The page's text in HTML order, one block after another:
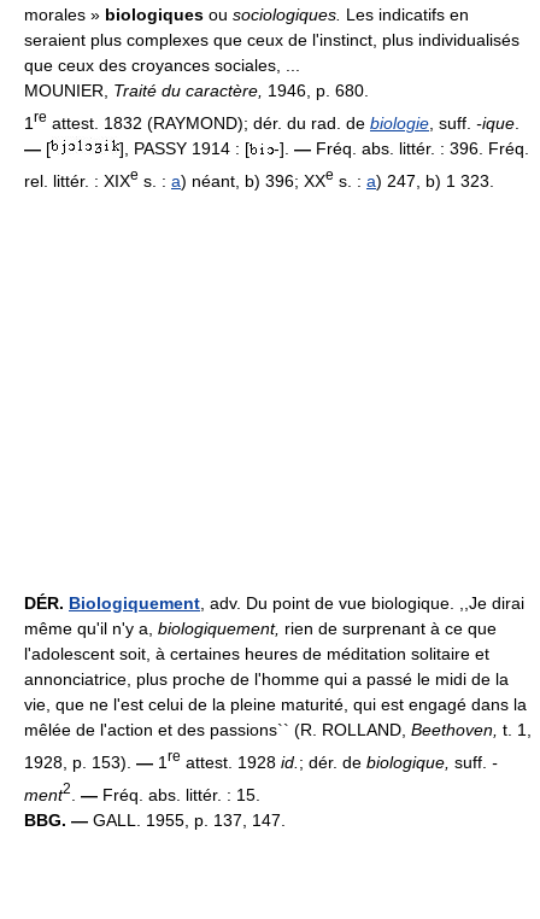
morales » biologiques ou sociologiques. Les indicatifs en
seraient plus complexes que ceux de l'instinct, plus individualisés
que ceux des croyances sociales, ...
MOUNIER, Traité du caractère, 1946, p. 680.
1 re attest. 1832 (RAYMOND); dér. du rad. de biologie , suff. -ique
— [ ], PASSY 1914 : [ -]. — Fréq. abs. littér. : 396. Fréq.
rel. littér. : XIXe s. : a) néant, b) 396; XXe s. : a) 247, b) 1 323.
DÉR. Biologiquement, adv. Du point de vue biologique. ,,Je dirai
même qu'il n'y a, biologiquement, rien de surprenant à ce que
l'adolescent soit, à certaines heures de méditation solitaire et
annonciatrice, plus proche de l'homme qui a passé le midi de la
vie, que ne l'est celui de la pleine maturité, qui est engagé dans la
mêlée de l'action et des passions`` (R. ROLLAND, Beethoven, t. 1,
1928, p. 153). — 1 re attest. 1928 id. ; dér. de biologique, suff. -
ment2 — Fréq. abs. littér. : 15.
BBG. — GALL. 1955, p. 137, 147.